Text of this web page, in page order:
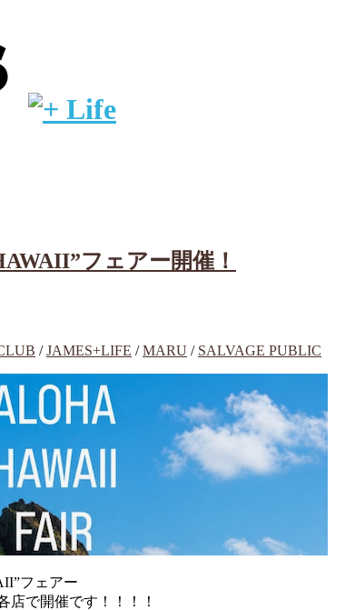
フェアー開催！
/JAMES+LIFE /MARU / SALVAGE PUBLIC
フェアー
店で開催です！！！！